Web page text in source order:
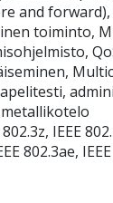
and
toiminto,
IEEE
802.3ae,